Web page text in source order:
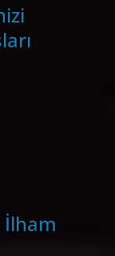
İlham